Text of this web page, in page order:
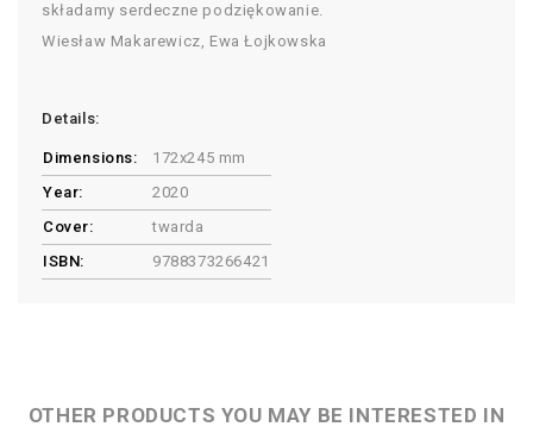
składamy serdeczne podziękowanie.
Wiesław Makarewicz, Ewa Łojkowska
Details:
Dimensions:
172x245 mm
Year:
2020
Cover:
twarda
ISBN:
9788373266421
OTHER PRODUCTS YOU MAY BE INTERESTED IN